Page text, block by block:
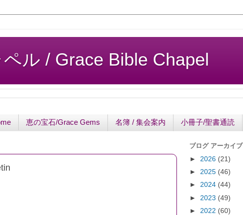
ル / Grace Bible Chapel
恵の宝石/Grace Gems 名簿 / 集会案内 小冊子/聖書通読
ブログ アーカイブ
► 2026 (21)
► 2025 (46)
► 2024 (44)
► 2023 (49)
► 2022 (60)